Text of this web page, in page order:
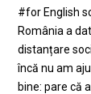
#for English
România a
distanțare
încă nu am
bine: pare că